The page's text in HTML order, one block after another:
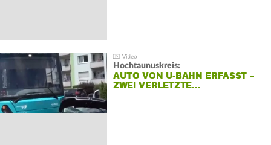
Hochtaunuskreis:
AUTO VON U-BAHN ERFASST –
ZWEI VERLETZTE…